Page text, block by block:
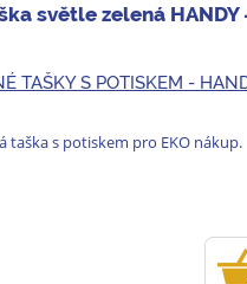
světle zelená HANDY
TAŠKY S POTISKEM -
taška s potiskem pro EKO nákup.